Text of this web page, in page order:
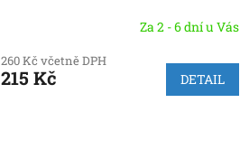
Za 2 - 6 dní u Vás
260 Kč včetně DPH
215 Kč DETAIL